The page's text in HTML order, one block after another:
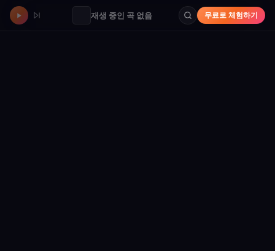
재생 중인 곡 없음 무료로 체험하기